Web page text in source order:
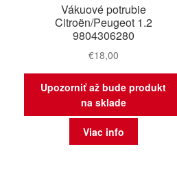
Vákuové potrubie
Citroën/Peugeot 1.2
9804306280
€18,00
Upozorniť až bude produkt
na sklade
Viac info